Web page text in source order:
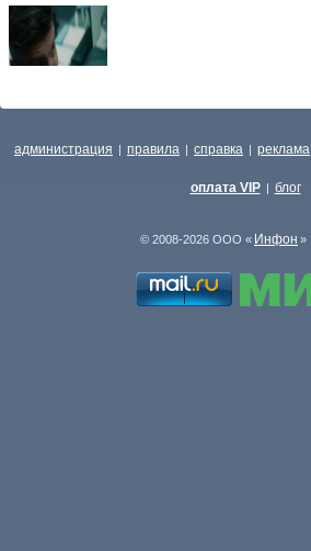
администрация | правила | справка | реклама
оплата VIP | блог
© 2008-2026 ООО « Инфон »